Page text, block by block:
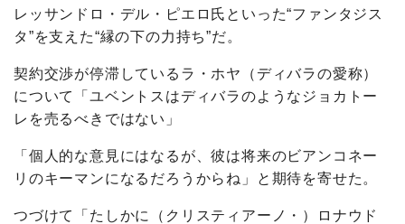
レッサンドロ・デル・ピエロ氏といった“ファンタジス
タ”を支えた“縁の下の力持ち”だ。
契約交渉が停滞しているラ・ホヤ（ディバラの愛称）
について「ユベントスはディバラのようなジョカトー
レを売るべきではない」
「個人的な意見にはなるが、彼は将来のビアンコネー
リのキーマンになるだろうからね」と期待を寄せた。
つづけて「たしかに（クリスティアーノ・）ロナウド